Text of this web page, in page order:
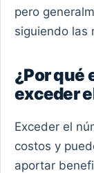
pero
siguiendo las
¿Por qué
exceder
Exceder el
costos y
aportar